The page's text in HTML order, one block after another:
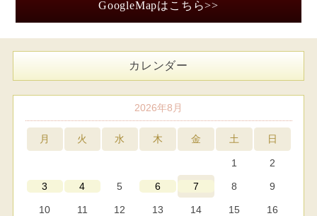
GoogleMapはこちら>>
カレンダー
2026年8月
月 火 水 木 金 土 日
1 2
3 4 5 6 7 8 9
10 11 12 13 14 15 16